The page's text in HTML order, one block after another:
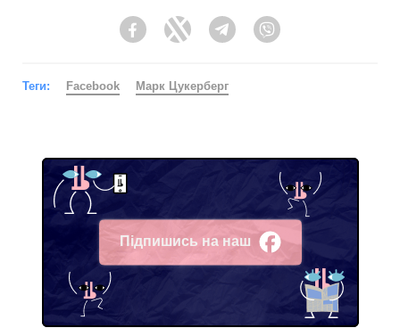
FacebookTwitter Telegram
Теги: Facebook Марк Цукерберг
Підпишись на наш
Facebook